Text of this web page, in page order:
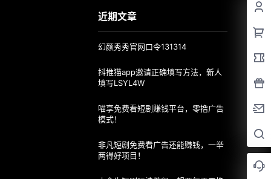
近期文章
幻颜秀秀官网口令131314
抖推猫app邀请正确填写方法，新人
填写LSYL4W
喵享免费看短剧赚钱平台，零撸广告
模式！
非凡短剧免费看广告还能赚钱，一举
两得好项目！